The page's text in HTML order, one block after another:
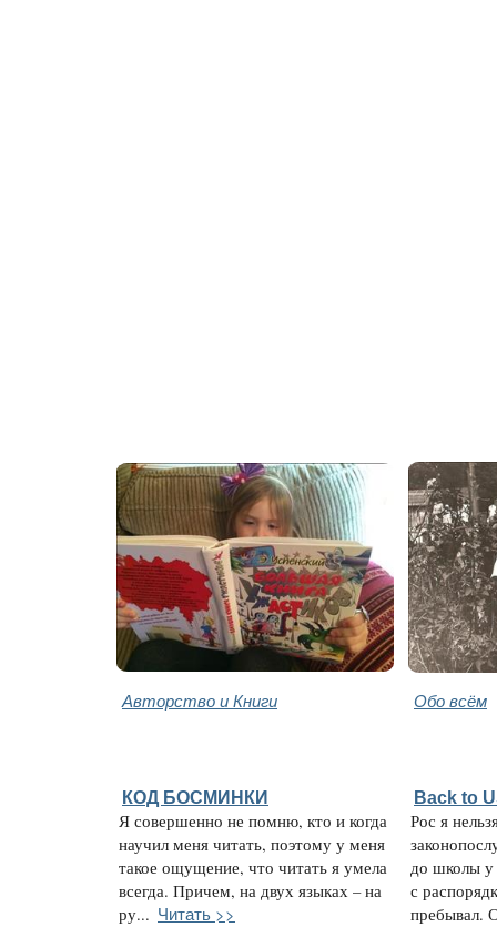
Авторство и Книги Обо всём
КОД БОСМИНКИ
Я совершенно не помню, кто и когда
научил меня читать, поэтому у меня
такое ощущение, что читать я умела
всегда. Причем, на двух языках – на
ру... Читать >>
Back to
Рос я
до школы у
с
пребывал.